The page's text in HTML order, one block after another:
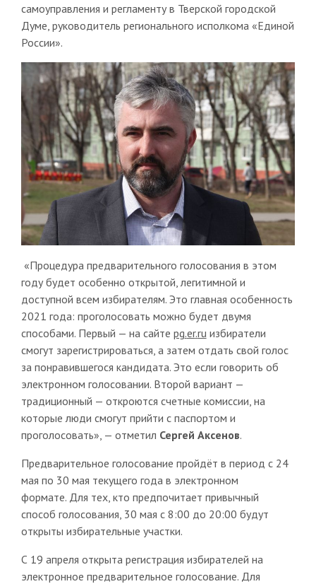
самоуправления и регламенту в Тверской городской
Думе, руководитель регионального исполкома «Единой
России».
«Процедура предварительного голосования в этом
году будет особенно открытой, легитимной и
доступной всем избирателям. Это главная особенность
2021 года: проголосовать можно будет двумя
способами. Первый — на сайте pg.er.ru избиратели
смогут зарегистрироваться, а затем отдать свой голос
за понравившегося кандидата. Это если говорить об
электронном голосовании. Второй вариант —
традиционный — откроются счетные комиссии, на
которые люди смогут прийти с паспортом и
проголосовать», — отметил Сергей Аксенов.
Предварительное голосование пройдёт в период с 24
мая по 30 мая текущего года в электронном
формате. Для тех, кто предпочитает привычный
способ голосования, 30 мая с 8:00 до 20:00 будут
открыты избирательные участки.
С 19 апреля открыта регистрация избирателей на
электронное предварительное голосование. Для